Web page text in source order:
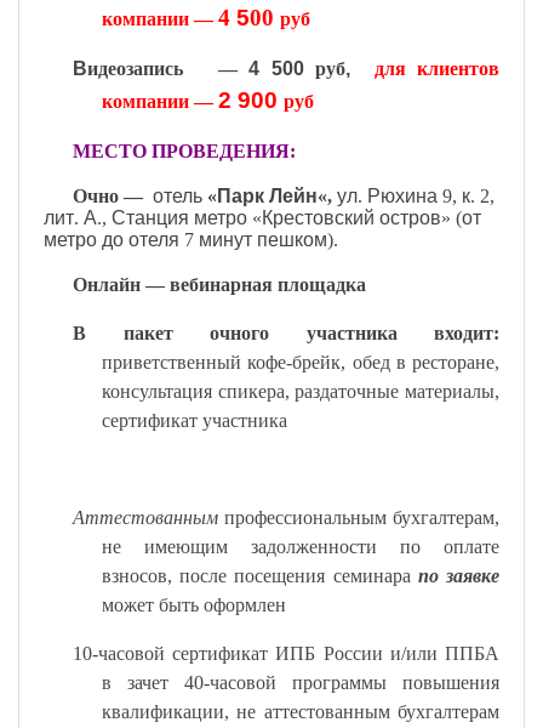
компании —4 500 руб
Видеозапись —4 500руб,
для клиентов
компании —2 900 руб
МЕСТО ПРОВЕДЕНИЯ:
Очно — отель «Парк Лейн«, ул. Рюхина 9, к. 2,
лит. А., Станция метро «Крестовский остров» (от
метро до отеля 7 минут пешком).
Онлайн — вебинарная площадка
В пакет очного участника входит:
приветственный кофе-брейк, обед в ресторане,
консультация спикера, раздаточные материалы,
сертификат участника
Аттестованным профессиональным бухгалтерам,
не имеющим задолженности по оплате
взносов, после посещения семинара по заявке
может быть оформлен
10-часовой сертификат ИПБ России и/или ППБА
в зачет 40-часовой программы повышения
квалификации, не аттестованным бухгалтерам